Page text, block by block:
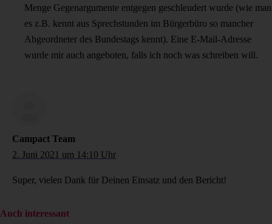
Menge Gegenargumente entgegen geschleudert wurde (wie man
es z.B. kennt aus Sprechstunden im Bürgerbüro so mancher
Abgeordneter des Bundestags kennt). Eine E-Mail-Adresse
wurde mir auch angeboten, falls ich noch was schreiben will.
Campact Team
2. Juni 2021 um 14:10 Uhr
Super, vielen Dank für Deinen Einsatz und den Bericht!
Auch interessant